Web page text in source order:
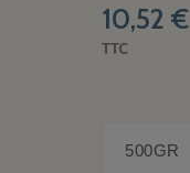
10,52 €
TTC